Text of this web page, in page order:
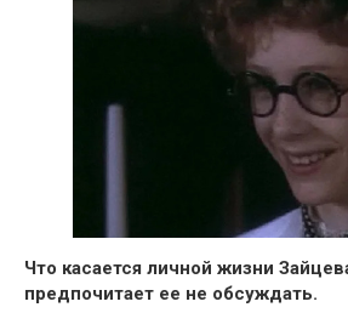
Что касается личной жизни
предпочитает ее не обсуждать.